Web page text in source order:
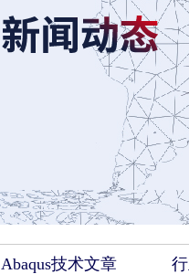
Abaqus技术文章